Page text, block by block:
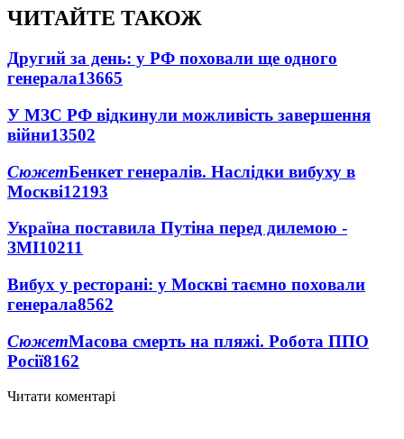
ЧИТАЙТЕ ТАКОЖ
Другий за день: у РФ поховали ще одного
генерала13665
У МЗС РФ відкинули можливість завершення
війни13502
СюжетБенкет генералів. Наслідки вибуху в
Москві12193
Україна поставила Путіна перед дилемою -
ЗМІ10211
Вибух у ресторані: у Москві таємно поховали
генерала8562
СюжетМасова смерть на пляжі. Робота ППО
Росії8162
Читати коментарі